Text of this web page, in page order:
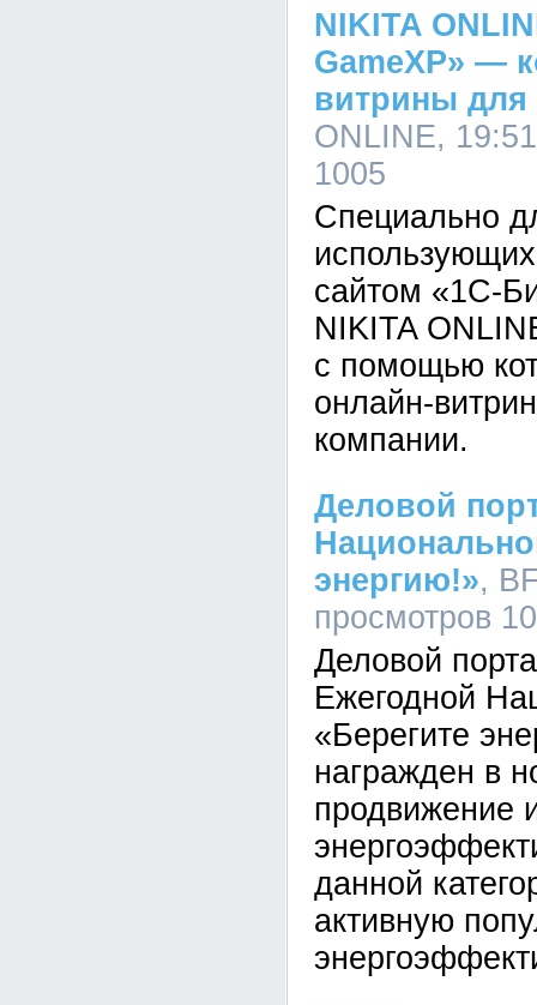
NIKITA
GameXP» —
витрины для
ONLINE,
1005
Специально
сайтом «1С-
NIKITA
с помощью
онлайн-
компании.
Деловой
энергию!»,
просмотров
Деловой
Ежегодной
«Берегите
награжден в
продвижение
данной
активную